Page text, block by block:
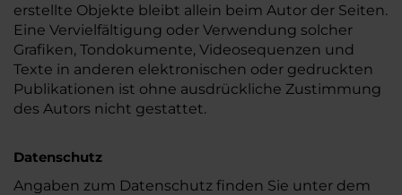
erstellte Objekte bleibt allein beim Autor der Seiten.
Eine Vervielfältigung oder Verwendung solcher
Grafiken, Tondokumente, Videosequenzen und
Texte in anderen elektronischen oder gedruckten
Publikationen ist ohne ausdrückliche Zustimmung
des Autors nicht gestattet.
Datenschutz
Angaben zum Datenschutz finden Sie unter dem